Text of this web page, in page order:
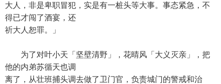
大人，非是卑职冒犯，实是有一桩头等大事。事态紧急，不
得已才闯了酒宴，还
祈大人恕罪。」
为了对叶小天「坚壁清野」，花晴风「大义灭亲」，把
他的内弟苏循天也调
离了，从壮班捕头调去做了卫门官，负责城门的警戒和治